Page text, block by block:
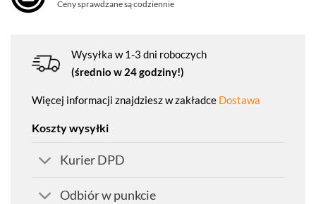
Ceny sprawdzane są codziennie
Wysyłka w 1-3 dni roboczych
(średnio w 24 godziny!)
Więcej informacji znajdziesz w zakładce Dostawa
Koszty wysyłki
Kurier DPD
Odbiór w punkcie